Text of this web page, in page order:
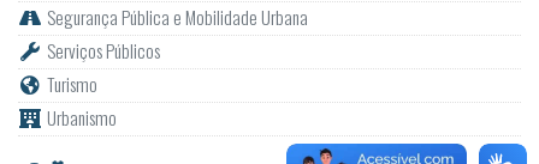
Segurança Pública e Mobilidade Urbana
Serviços Públicos
Turismo
Urbanismo